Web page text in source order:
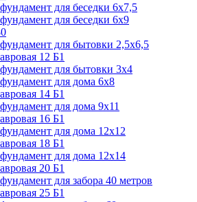
для беседки 6х7,5
для беседки 6х9
для бытовки 2,5х6,5
12 Б1
для бытовки 3х4
для дома 6х8
14 Б1
для дома 9х11
16 Б1
для дома 12х12
18 Б1
для дома 12х14
20 Б1
для забора 40 метров
25 Б1